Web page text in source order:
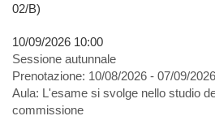
02/B)
10/09/2026 10:00
Sessione autunnale
Prenotazione: 10/08/2026 - 07/09/2026
Aula: L'esame si svolge nello studio
commissione